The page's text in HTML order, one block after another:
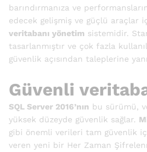
barındırmanıza ve
edecek gelişmiş ve güçlü araçlar
veritabanı yönetim sistemidir.
tasarlanmıştır ve çok fazla
güvenlik açısından taleplerine
Güvenli
SQL Server 2016’nın bu sürümü,
yüksek düzeyde güvenlik sağlar.
gibi önemli verileri tam güvenlik
veren yeni bir Her Zaman